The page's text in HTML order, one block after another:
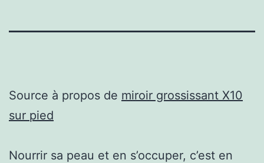
Source à propos de miroir grossissant X10
sur pied
Nourrir sa peau et en s’occuper, c’est en